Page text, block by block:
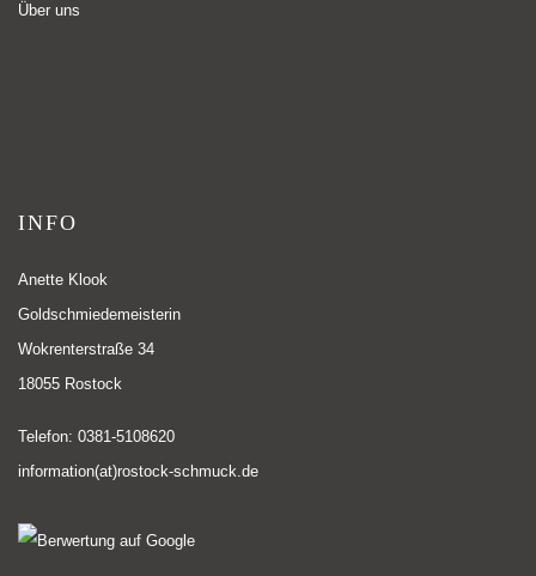
Über uns
INFO
Anette Klook
Goldschmiedemeisterin
Wokrenterstraße 34
18055 Rostock
Telefon: 0381-5108620
information(at)rostock-schmuck.de